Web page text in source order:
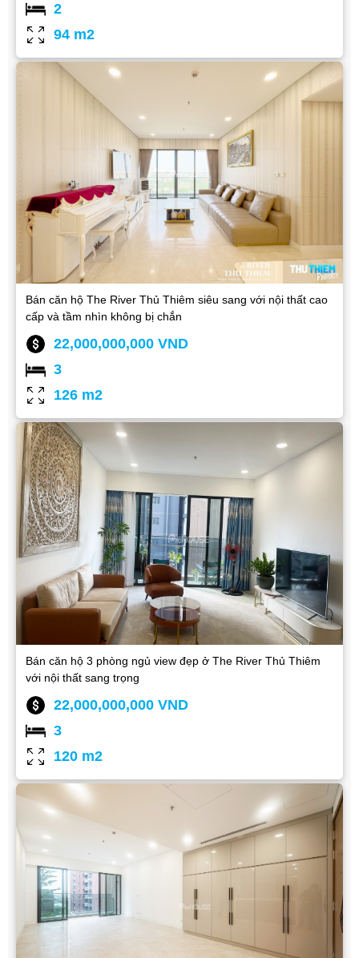
2
94 m2
Bán căn hộ The River Thủ Thiêm siêu sang với nội thất cao
cấp và tầm nhìn không bị chắn
22,000,000,000 VND
3
126 m2
Bán căn hộ 3 phòng ngủ view đẹp ở The River Thủ Thiêm
với nội thất sang trọng
22,000,000,000 VND
3
120 m2